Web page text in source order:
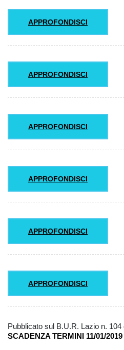
APPROFONDISCI
APPROFONDISCI
APPROFONDISCI
APPROFONDISCI
APPROFONDISCI
APPROFONDISCI
Pubblicato sul B.U.R. Lazio n. 104
SCADENZA TERMINI 11/01/2019